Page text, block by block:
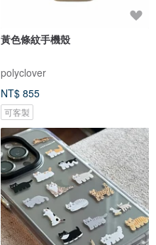
黃色條紋手機殼
polyclover
NT$ 855
可客製